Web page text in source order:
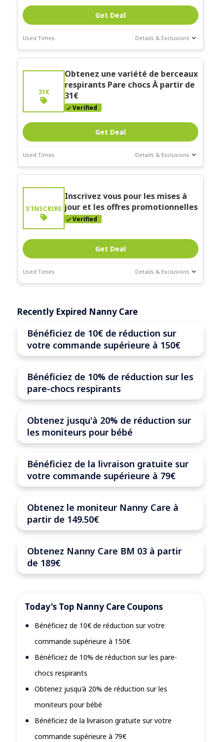
Today's Top Nanny Care Coupons
Bénéficiez de 10€ de réduction sur votre
commande supérieure à 150€
Bénéficiez de 10% de réduction sur les pare-
chocs respirants
Obtenez jusqu'à 20% de réduction sur les
moniteurs pour bébé
Bénéficiez de la livraison gratuite sur votre
commande supérieure à 79€
Get Deal
Used Times Details & Exclusions
Deal Stats
Expires:
31€
Obtenez une variété de berceaux
respirants Pare chocs À partir de
31€
Verified
Get Deal
Used Times Details & Exclusions
Deal Stats
Expires:
S'INSCRIRE
Inscrivez vous pour les mises à
jour et les offres promotionnelles
Verified
Get Deal
Used Times Details & Exclusions
Mar-31-2026
Recently Expired Nanny Care
Bénéficiez de 10€ de réduction sur
votre commande supérieure à 150€
Bénéficiez de 10% de réduction sur les
pare-chocs respirants
Obtenez jusqu'à 20% de réduction sur
les moniteurs pour bébé
Bénéficiez de la livraison gratuite sur
votre commande supérieure à 79€
Obtenez le moniteur Nanny Care à
partir de 149.50€
Obtenez Nanny Care BM 03 à partir
de 189€